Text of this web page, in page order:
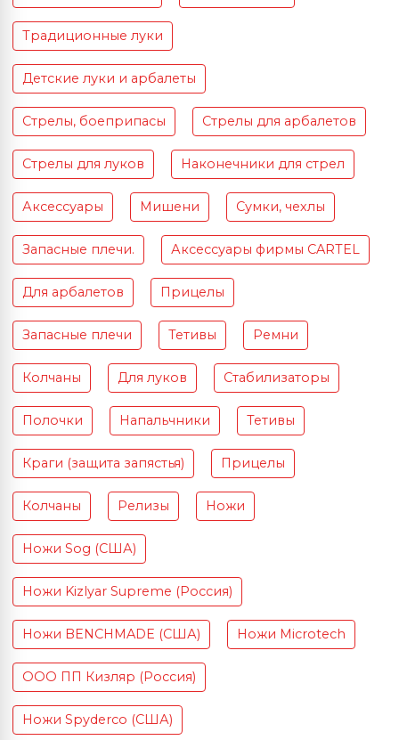
Традиционные луки
Детские луки и арбалеты
Стрелы, боеприпасы Стрелы для арбалетов
Стрелы для луков Наконечники для стрел
Аксессуары Мишени Сумки, чехлы
Запасные плечи. Аксессуары фирмы CARTEL
Для арбалетов Прицелы
Запасные плечи Тетивы Ремни
Колчаны Для луков Стабилизаторы
Полочки Напальчники Тетивы
Краги (защита запястья) Прицелы
Колчаны Релизы Ножи
Ножи Sog (США)
Ножи Kizlyar Supreme (Россия)
Ножи BENCHMADE (США) Ножи Microtech
ООО ПП Кизляр (Россия)
Ножи Spyderco (США)